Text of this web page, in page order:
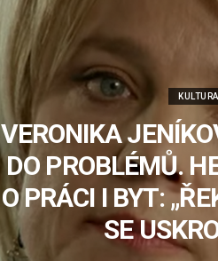
KULTURA
VERONIKA
DO PROBLÉMŮ.
O PRÁCI I BYT:
SE